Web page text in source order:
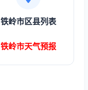
铁岭市区县列表
铁岭市天气预报